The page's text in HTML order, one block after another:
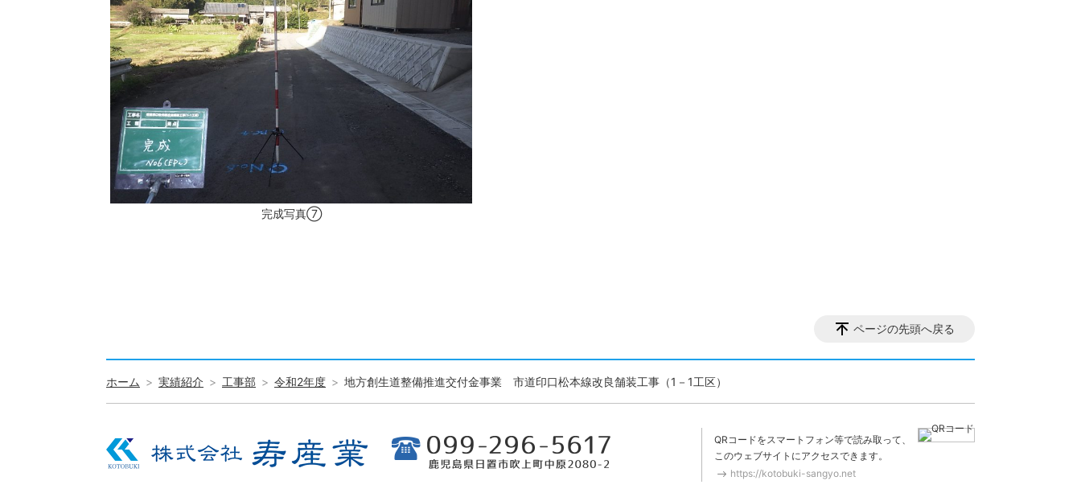
完成写真⑦
ページの先頭へ戻る
ホーム 実績紹介 工事部 令和2年度 地方創生道整備推進交付金事業 市道印口松本線改良舗装工事（1－1工区）
QRコードをスマートフォン等で読み取って、
このウェブサイトにアクセスできます。
https://kotobuki-sangyo.net